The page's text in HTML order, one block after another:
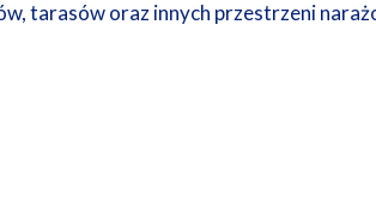
tarasów oraz innych przestrzeni